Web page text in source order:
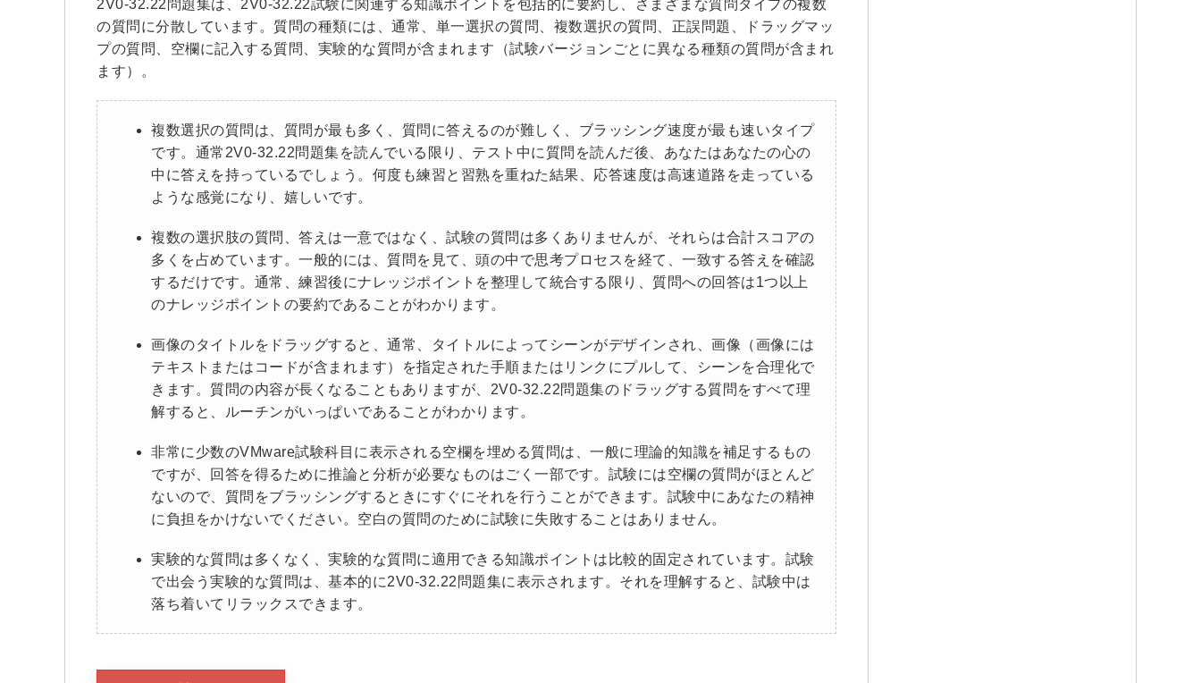
2V0-32.22問題集は、2V0-32.22試験に関連する知識ポイントを包括的に要約し、さまざまな質問タイプの複数
の質問に分散しています。質問の種類には、通常、単一選択の質問、複数選択の質問、正誤問題、ドラッグマッ
プの質問、空欄に記入する質問、実験的な質問が含まれます（試験バージョンごとに異なる種類の質問が含まれ
ます）。
複数選択の質問は、質問が最も多く、質問に答えるのが難しく、ブラッシング速度が最も速いタイプ
です。通常2V0-32.22問題集を読んでいる限り、テスト中に質問を読んだ後、あなたはあなたの心の
中に答えを持っているでしょう。何度も練習と習熟を重ねた結果、応答速度は高速道路を走っている
ような感覚になり、嬉しいです。
複数の選択肢の質問、答えは一意ではなく、試験の質問は多くありませんが、それらは合計スコアの
多くを占めています。一般的には、質問を見て、頭の中で思考プロセスを経て、一致する答えを確認
するだけです。通常、練習後にナレッジポイントを整理して統合する限り、質問への回答は1つ以上
のナレッジポイントの要約であることがわかります。
画像のタイトルをドラッグすると、通常、タイトルによってシーンがデザインされ、画像（画像には
テキストまたはコードが含まれます）を指定された手順またはリンクにプルして、シーンを合理化で
きます。質問の内容が長くなることもありますが、2V0-32.22問題集のドラッグする質問をすべて理
解すると、ルーチンがいっぱいであることがわかります。
非常に少数のVMware試験科目に表示される空欄を埋める質問は、一般に理論的知識を補足するもの
ですが、回答を得るために推論と分析が必要なものはごく一部です。試験には空欄の質問がほとんど
ないので、質問をブラッシングするときにすぐにそれを行うことができます。試験中にあなたの精神
に負担をかけないでください。空白の質問のために試験に失敗することはありません。
実験的な質問は多くなく、実験的な質問に適用できる知識ポイントは比較的固定されています。試験
で出会う実験的な質問は、基本的に2V0-32.22問題集に表示されます。それを理解すると、試験中は
落ち着いてリラックスできます。